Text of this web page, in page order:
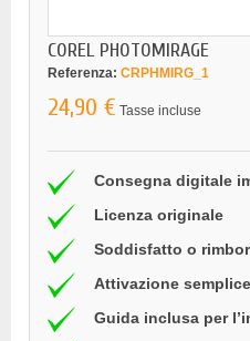
COREL PHOTOMIRAGE
Referenza: CRPHMIRG_1
24,90 € Tasse incluse
Consegna digitale
Licenza originale
Soddisfatto o
Attivazione semplice
Guida inclusa per